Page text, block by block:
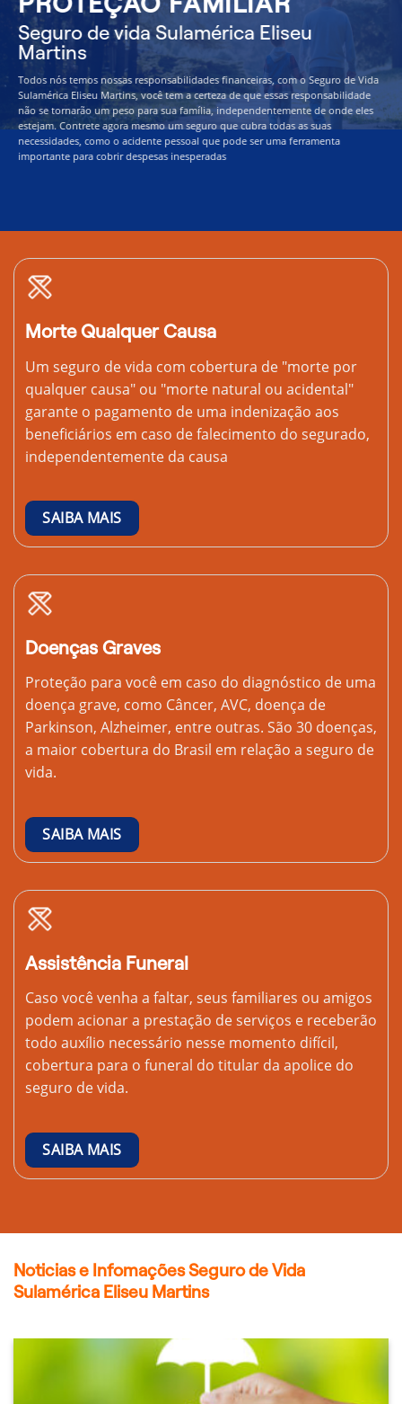
Seguro de vida Sulamérica Eliseu
Martins
Todos nós temos nossas responsabilidades financeiras, com o Seguro de Vida
Sulamérica Eliseu Martins, você tem a certeza de que essas responsabilidade
não se tornarão um peso para sua família, independentemente de onde eles
estejam. Contrete agora mesmo um seguro que cubra todas as suas
necessidades, como o acidente pessoal que pode ser uma ferramenta
importante para cobrir despesas inesperadas
Morte Qualquer Causa
Um seguro de vida com cobertura de "morte por
qualquer causa" ou "morte natural ou acidental"
garante o pagamento de uma indenização aos
beneficiários em caso de falecimento do segurado,
independentemente da causa
SAIBA MAIS
Doenças Graves
Proteção para você em caso do diagnóstico de uma
doença grave, como Câncer, AVC, doença de
Parkinson, Alzheimer, entre outras. São 30 doenças,
a maior cobertura do Brasil em relação a seguro de
vida.
SAIBA MAIS
Assistência Funeral
Caso você venha a faltar, seus familiares ou amigos
podem acionar a prestação de serviços e receberão
todo auxílio necessário nesse momento difícil,
cobertura para o funeral do titular da apolice do
seguro de vida.
SAIBA MAIS
Noticias e Infomações Seguro de Vida
Sulamérica Eliseu Martins